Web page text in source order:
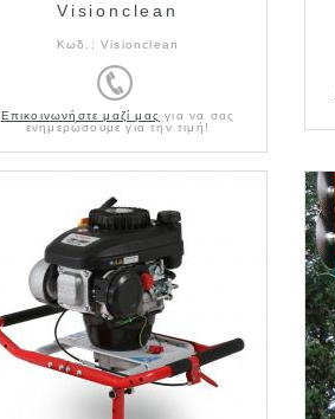
Visionclean
Κωδ.: Visionclean
Επικοινωνήστε μαζί μας για να σας
ενημερώσουμε για την τιμή!